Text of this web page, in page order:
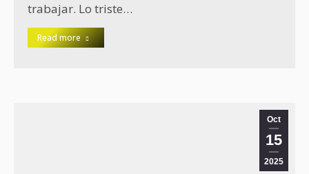
trabajar. Lo triste…
Read more
Oct
15
2025